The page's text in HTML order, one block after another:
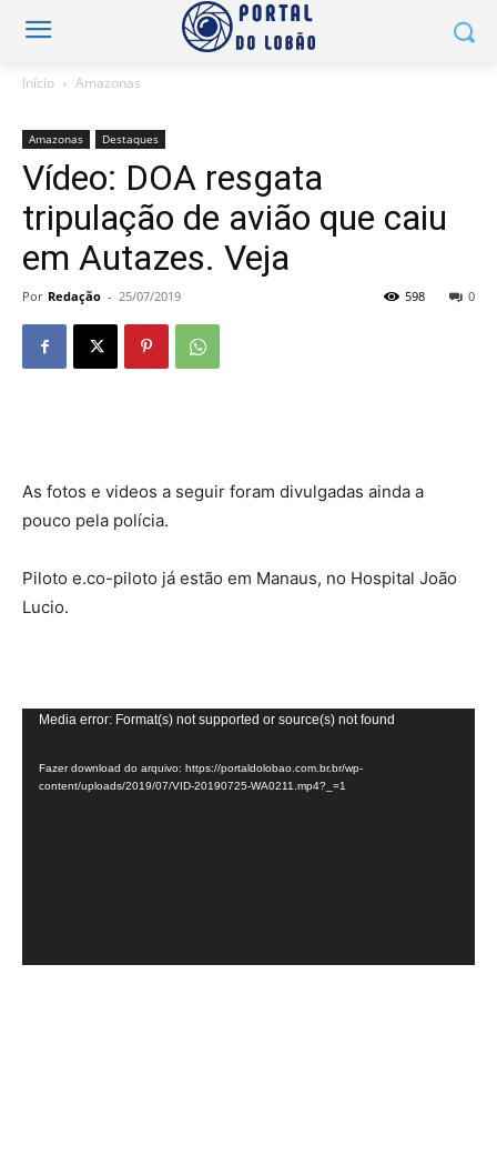
Início Amazonas
Amazonas Destaques
Vídeo: DOA resgata
tripulação de avião que caiu
em Autazes. Veja
Por Redação - 25/07/2019 0
598
As fotos e videos a seguir foram divulgadas ainda a
pouco pela polícia.
Piloto e.co-piloto já estão em Manaus, no Hospital João
Lucio.
Tocador
vídeo
Media error: Format(s) not supported or source(s) not found
Fazer download do arquivo: https://portaldolobao.com.br.br/wp-
content/uploads/2019/07/VID-20190725-WA0211.mp4?_=1